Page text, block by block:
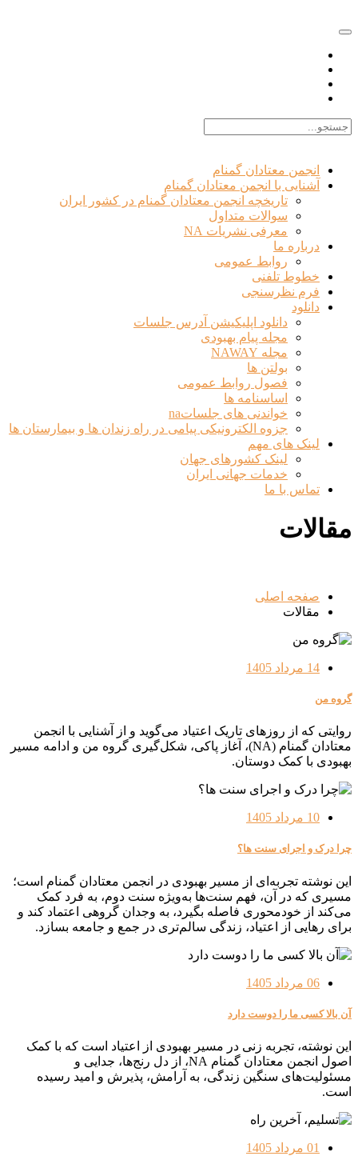
انجمن معتادان گمنام
آشنایی با انجمن معتادان گمنام
تاریخچه انجمن معتادان گمنام در کشور ایران
سوالات متداول
معرفی نشریات NA
درباره ما
روابط عمومی
خطوط تلفنی
فرم نظرسنجی
دانلود
دانلود اپلیکیشن آدرس جلسات
مجله پیام بهبودی
مجله NAWAY
بولتن ها
فصول روابط عمومی
اساسنامه ها
خواندنی های جلساتna
جزوه الکترونیکی پیامی در راه زندان ها و بیمارستان ها
لینک های مهم
لینک کشورهای جهان
خدمات جهانی ایران
تماس با ما
مقالات
صفحه اصلی
مقالات
14 مرداد 1405
گروه من
روایتی که از روزهای تاریک اعتیاد می‌گوید و از آشنایی با انجمن
معتادان گمنام (NA)، آغاز پاکی، شکل‌گیری گروه من و ادامه مسیر
بهبودی با کمک دوستان.
10 مرداد 1405
چرا درک و اجرای سنت ها؟
این نوشته تجربه‌ای از مسیر بهبودی در انجمن معتادان گمنام است؛
مسیری که در آن، فهم سنت‌ها به‌ویژه سنت دوم، به فرد کمک
می‌کند از خودمحوری فاصله بگیرد، به وجدان گروهی اعتماد کند و
برای رهایی از اعتیاد، زندگی سالم‌تری در جمع و جامعه بسازد.
06 مرداد 1405
آن بالا کسی ما را دوست دارد
این نوشته، تجربه زنی در مسیر بهبودی از اعتیاد است که با کمک
اصول انجمن معتادان گمنام NA، از دل رنج‌ها، جدایی و
مسئولیت‌های سنگین زندگی، به آرامش، پذیرش و امید رسیده
است.
01 مرداد 1405